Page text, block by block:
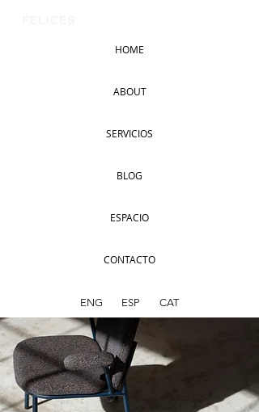
HOME
ABOUT
SERVICIOS
BLOG
ESPACIO
CONTACTO
ENG ESP CAT